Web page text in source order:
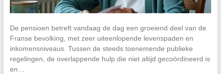
De pensioen betreft vandaag de dag een groeiend deel van de
Franse bevolking, met zeer uiteenlopende levenspaden en
inkomensniveaus. Tussen de steeds toenemende publieke
regelingen, de overlappende hulp die niet altijd gecoördineerd is
en…